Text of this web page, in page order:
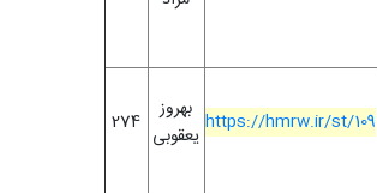
274
بهروز
یعقوبی https://hmrw.ir/st/109